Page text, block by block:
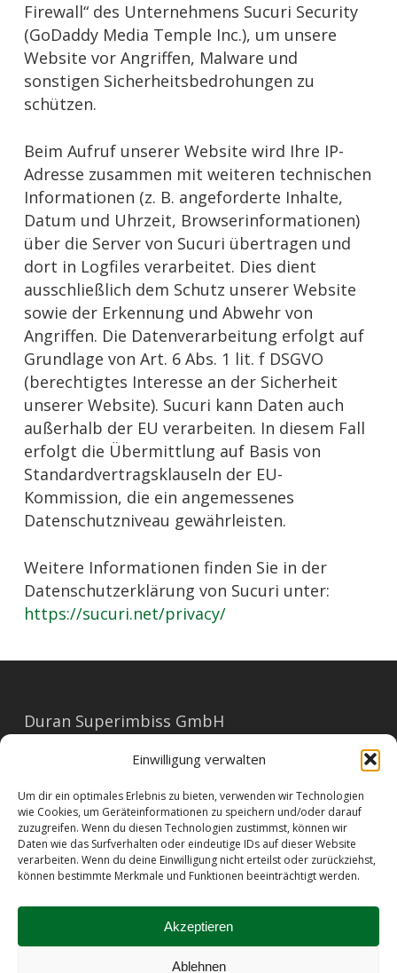
Einwilligung verwalten
Um dir ein optimales Erlebnis zu bieten, verwenden wir Technologien
wie Cookies, um Geräteinformationen zu speichern und/oder darauf
zuzugreifen. Wenn du diesen Technologien zustimmst, können wir
Daten wie das Surfverhalten oder eindeutige IDs auf dieser Website
verarbeiten. Wenn du deine Einwilligung nicht erteilst oder zurückziehst,
können bestimmte Merkmale und Funktionen beeinträchtigt werden.
Akzeptieren
Ablehnen
Firewall“ des Unternehmens Sucuri Security
(GoDaddy Media Temple Inc.), um unsere
Website vor Angriffen, Malware und
sonstigen Sicherheitsbedrohungen zu
schützen.
Beim Aufruf unserer Website wird Ihre IP-
Adresse zusammen mit weiteren technischen
Informationen (z. B. angeforderte Inhalte,
Datum und Uhrzeit, Browserinformationen)
über die Server von Sucuri übertragen und
dort in Logfiles verarbeitet. Dies dient
ausschließlich dem Schutz unserer Website
sowie der Erkennung und Abwehr von
Angriffen. Die Datenverarbeitung erfolgt auf
Grundlage von Art. 6 Abs. 1 lit. f DSGVO
(berechtigtes Interesse an der Sicherheit
unserer Website). Sucuri kann Daten auch
außerhalb der EU verarbeiten. In diesem Fall
erfolgt die Übermittlung auf Basis von
Standardvertragsklauseln der EU-
Kommission, die ein angemessenes
Datenschutzniveau gewährleisten.
Weitere Informationen finden Sie in der
Datenschutzerklärung von Sucuri unter:
https://sucuri.net/privacy/
Duran Superimbiss GmbH
E-Mail: office@duran.at
Tel: 01/596 23 73
|
Datenschutz|Allergene|Kontakt